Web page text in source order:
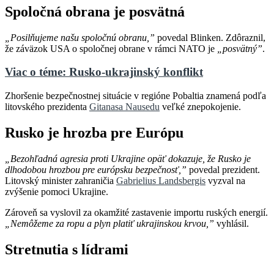
Spoločná obrana je posvätná
„Posilňujeme našu spoločnú obranu,” povedal Blinken. Zdôraznil,
že záväzok USA o spoločnej obrane v rámci NATO je
„posvätný”.
Viac o téme: Rusko-ukrajinský konflikt
Zhoršenie bezpečnostnej situácie v regióne Pobaltia znamená podľa
litovského prezidenta Gitanasa Nausedu veľké znepokojenie.
Rusko je hrozba pre Európu
Bezohľadná agresia proti Ukrajine opäť dokazuje, že Rusko je
dlhodobou hrozbou pre európsku bezpečnosť,” povedal prezident.
Litovský minister zahraničia Gabrielius Landsbergis vyzval na
zvýšenie pomoci Ukrajine.
Zároveň sa vyslovil za okamžité zastavenie importu ruských energií.
„Nemôžeme za ropu a plyn platiť ukrajinskou krvou,” vyhlásil.
Stretnutia s lídrami